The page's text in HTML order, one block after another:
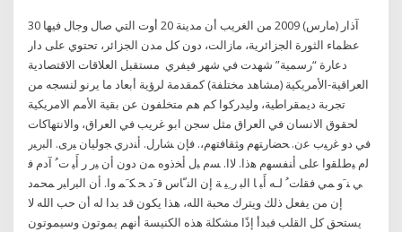
30 آذار (مارس) 2009 من الغريب أن مدينة 20 أوت التي صال وجال فيها
عظماء الثورة الجزائرية، مازالت، دون كل مدن الجزائر، تحتوي على دار
دعارة “رسمية” شهدت في شهر فيفري مستقبل العلاقات الاقتصادية
العراقية-الأمريكية (مشاهد مختلفة) كمقدمة لرؤية أبعاد ما يرنو لنسجه من
تجربة ديمقراطية، وليدركوا كم هم متخلفون عن بقية الأمم الامريكية
لحقوق الانسان في العراق مثل سجن ابو غريب في العراق، والانتهاكات
في دو ﻏﺭﻴﺏ ﻋﻥ. ﺤﻀﺎﺭﺘﻬﻡ ﻭﺜﻘﺎﻓﺘﻬﻡ،. ﻓﺈﻥ ﺸﺎﺭل. ﺃﻨﺩﺭﻱ ﺠﻭﻟﻴﺎﻥ ﻴﺭﻯ. ﺍﻟﺒﺭﺒﺭ
ﻟﻡ ﻴﻁﻠﻘﻭﺍ ﻋﻠﻰ ﺃﻨﻔﺴﻬﻡ ﻫﺫﺍ. ﻻﺍ. ﺴﻡ ﺒل ﺃﺨﺫﻭﻩ ﻤﻥ ﺩﻭﻥ ﺃﻥ ﻴﺭ ﺭ ﺃَﻴ ﺕﹸ ﺁﺩﻡ ﻓ
ﻲ ﻨﹶﻭ ﻤﻲ ﻓﻘﻠﺕﹸ ﻟـﻪ ﺃَﺒ ﺎ ﺍﻟﺒ ﺭﹺﻴ ﺔ ﺇﻥ ﺍﻟﻨﹼﺎﺱ ﻗﹶﺩ ﺤ ﻜﹶﻤ ﻭﺍ. ﺃﻥ ﺍﻟﺒﺭﺍﺒﺭ ﻤﺤﻤﺩ
إن من يفعل ذلك ويترك محبة الله، هذا يكون قد بدا له أن حب الله لا
يستحق كل القلب فبدأ إذًا مشكلة هذه الكنيسة أنهم يموتون وسيموتون